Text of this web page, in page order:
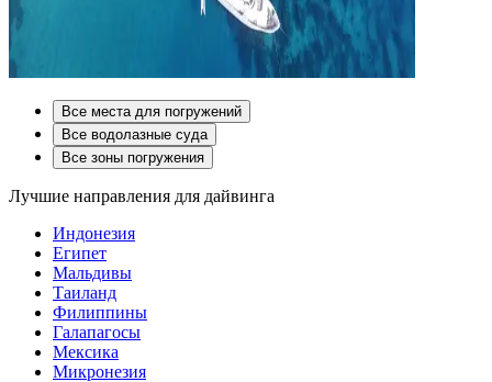
Все места для погружений
Все водолазные суда
Все зоны погружения
Лучшие направления для дайвинга
Индонезия
Египет
Мальдивы
Таиланд
Филиппины
Галапагосы
Мексика
Микронезия